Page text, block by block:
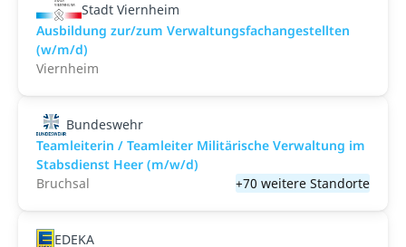
Stadt Viernheim
Ausbildung zur/zum Verwaltungsfachangestellten
(w/m/d)
Viernheim
Bundeswehr
Teamleiterin / Teamleiter Militärische Verwaltung im
Stabsdienst Heer (m/w/d)
Bruchsal
+70 weitere Standorte
EDEKA